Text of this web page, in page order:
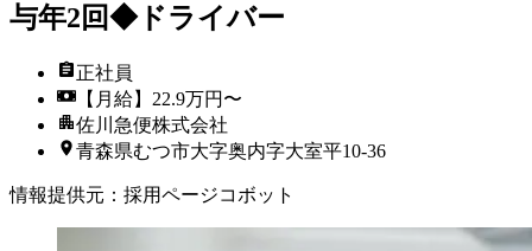
与年2回◆ドライバー
正社員
【月給】22.9万円〜
佐川急便株式会社
青森県むつ市大字奥内字大室平10-36
情報提供元 ： 採用ページコボット